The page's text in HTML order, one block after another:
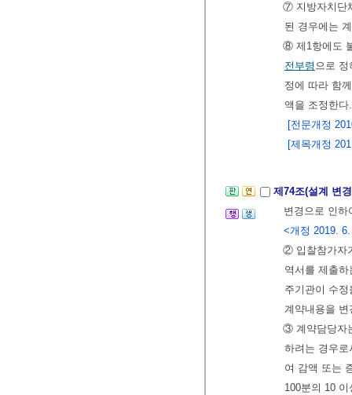
⑦ 지방자치단
된 경우에는
⑧ 제1항에도
전부령 으로 정
정에 따라 함
액을 조정한
[전문개정
[제목개정
제74조(설계 변
변경으로 인
<개정 2019.
② 입찰참가자
역서를 제출
주기관이 수
계약내용을
③ 계약담당자
하려는 경우
여 감액 또는
100분의 10